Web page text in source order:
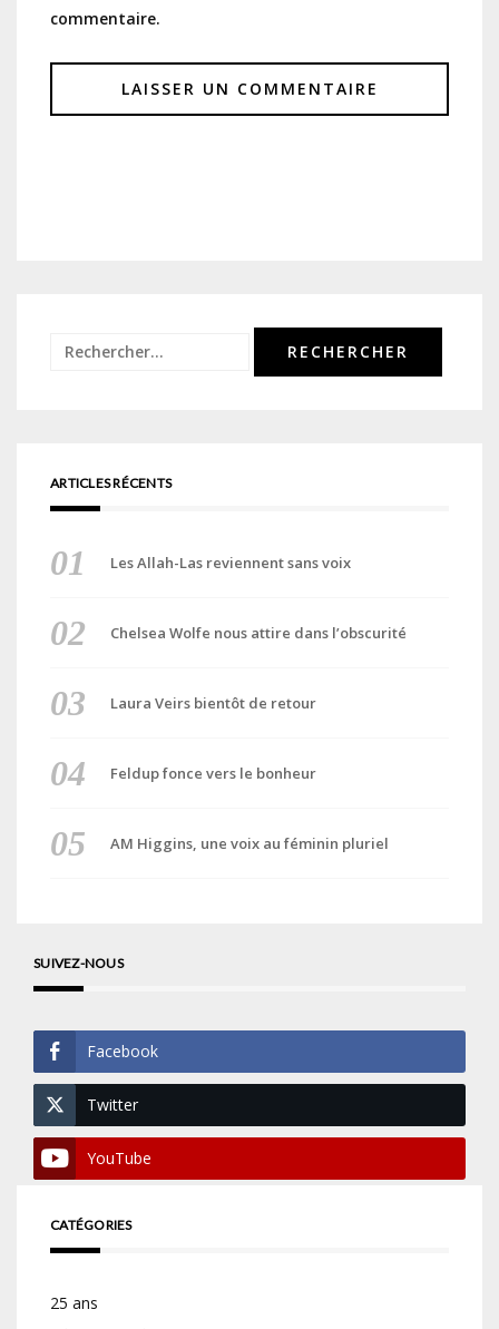
commentaire.
Rechercher :
ARTICLES RÉCENTS
Les Allah-Las reviennent sans voix
Chelsea Wolfe nous attire dans l’obscurité
Laura Veirs bientôt de retour
Feldup fonce vers le bonheur
AM Higgins, une voix au féminin pluriel
SUIVEZ-NOUS
Facebook
Twitter
YouTube
CATÉGORIES
25 ans